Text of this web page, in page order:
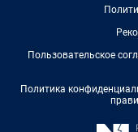
Пользовательское
Политика